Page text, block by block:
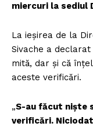
miercuri la sediul
La ieșirea de la
Sivache a
mită, dar și că
aceste verificări.
„S-au făcut nişte
verificări.